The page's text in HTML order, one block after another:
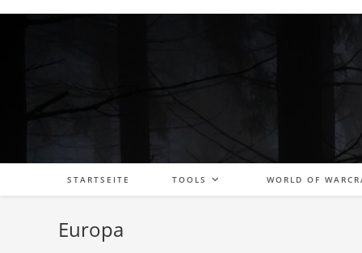
STARTSEITE TOOLS WORLD OF
Europa